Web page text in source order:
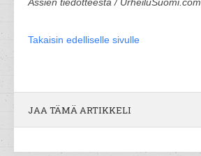
Takaisin edelliselle sivulle
JAA TÄMÄ ARTIKKELI